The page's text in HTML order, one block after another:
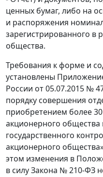
ценных бумаг, либо на
и распоряжения
зарегистрированного в
общества.
Требования к форме и
установлены
России от 05.07.2015 №
порядку совершения
приобретением более
акционерного
государственного
акционерного
этом изменения в
в силу Закона № 210-ФЗ